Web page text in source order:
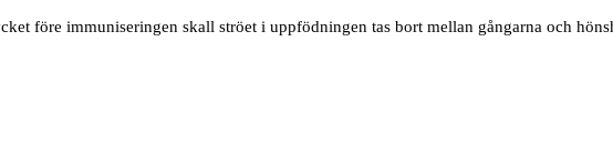
före immuniseringen skall ströet i uppfödningen tas bort mellan gångarna och